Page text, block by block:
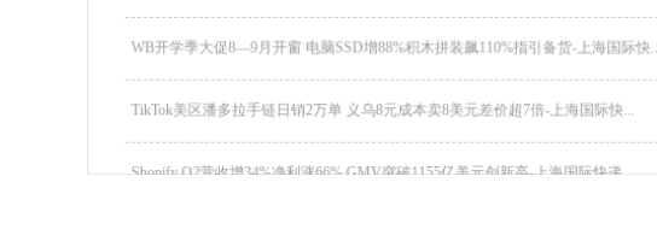
WB开学季大促8—9月开窗 电脑SSD增88%积木拼装飙110%指引备货-上海国际快...
TikTok美区潘多拉手链日销2万单 义乌8元成本卖8美元差价超7倍-上海国际快...
Shopify Q2营收增34%净利涨66% GMV突破1155亿美元创新高-上海国际快递